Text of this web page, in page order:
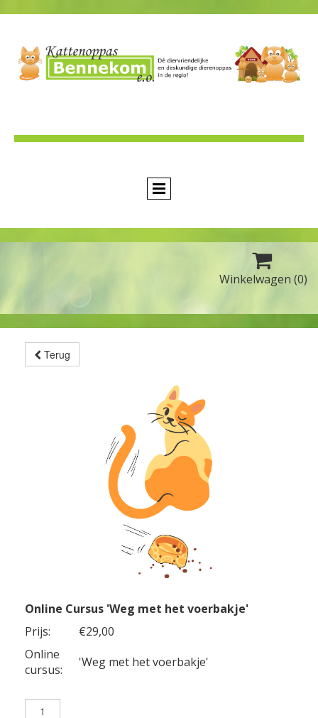

Winkelwagen (0)
Terug
Online Cursus 'Weg met het voerbakje'
Prijs:
€29,00
Online
cursus:
'Weg met het voerbakje'